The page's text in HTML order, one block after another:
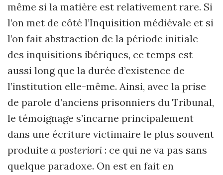
même si la matière est relativement rare. Si
l’on met de côté l’Inquisition médiévale et si
l’on fait abstraction de la période initiale
des inquisitions ibériques, ce temps est
aussi long que la durée d’existence de
l’institution elle-même. Ainsi, avec la prise
de parole d’anciens prisonniers du Tribunal,
le témoignage s’incarne principalement
dans une écriture victimaire le plus souvent
produite a posteriori : ce qui ne va pas sans
quelque paradoxe. On est en fait en